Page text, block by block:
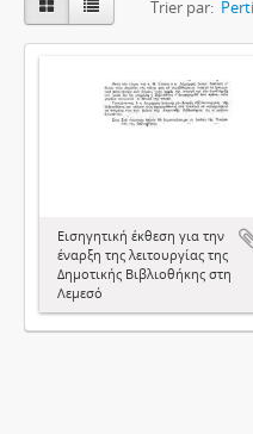
Trier par:
Εισηγητική έκθεση για την
έναρξη της λειτουργίας της
Δημοτικής Βιβλιοθήκης στη
Λεμεσό